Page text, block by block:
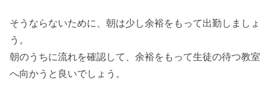
そうならないために、朝は少し余裕をもって出勤しましょ
う。
朝のうちに流れを確認して、余裕をもって生徒の待つ教室
へ向かうと良いでしょう。